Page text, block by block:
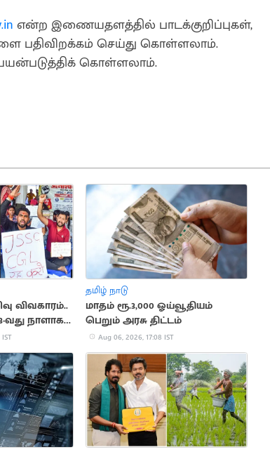
என்ற இணையதளத்தில் பாடக்குறிப்புகள்,
பதிவிறக்கம் செய்து கொள்ளலாம்.
கொள்ளலாம்.
விவகாரம்..
வது நாளாக
தமிழ் நாடு
மாதம் ரூ.3,000 ஓய்வூதியம்
பெறும் அரசு திட்டம்
Aug 06, 2026, 17:08 IST